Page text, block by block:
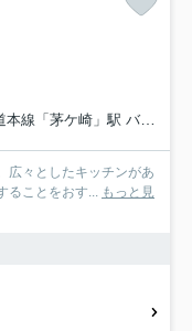
」駅 バス16分 神奈川中央交通「蔵屋敷（神奈川県）」 停歩15分
広々としたキッチンがあ
ることをおす... もっと見